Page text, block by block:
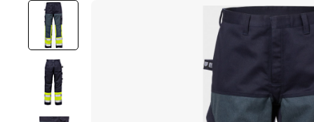
Zum
Ende
der
Bildgalerie
springen